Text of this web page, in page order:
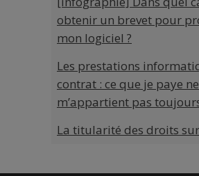
obtenir un brevet pour
mon logiciel ?
Les prestations
contrat : ce que je paye ne
m’appartient pas
La titularité des droits